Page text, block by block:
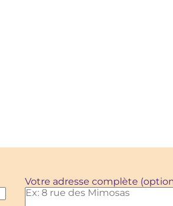
Votre adresse complète